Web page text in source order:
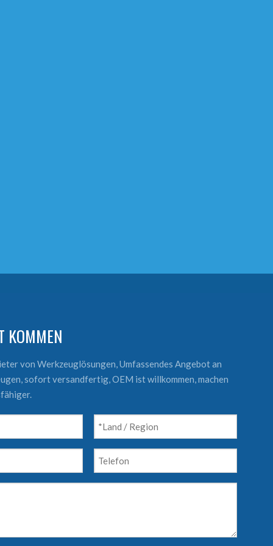
KOMMEN
von Werkzeuglösungen, Umfassendes Angebot an
sofort versandfertig, OEM ist willkommen, machen